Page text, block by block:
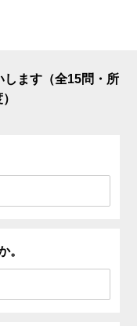
します（全15問・所
。